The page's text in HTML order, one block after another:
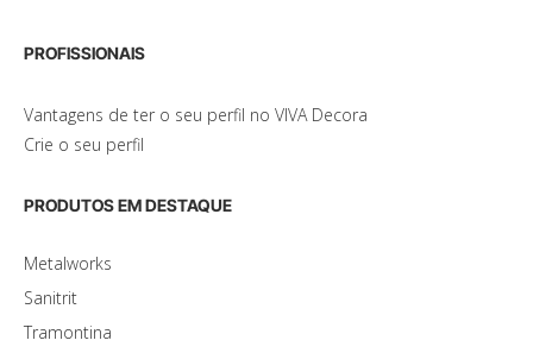
PROFISSIONAIS
Vantagens de ter o seu perfil no VIVA Decora
Crie o seu perfil
PRODUTOS EM DESTAQUE
Metalworks
Sanitrit
Tramontina